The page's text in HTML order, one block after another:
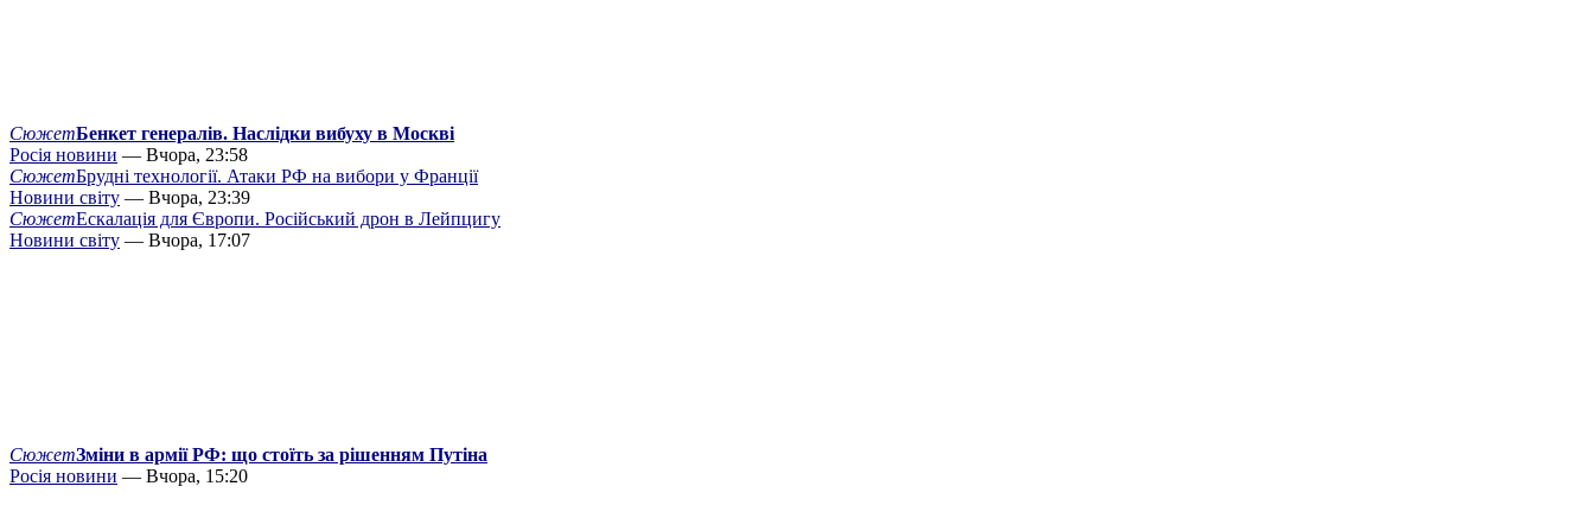
СюжетБенкет генералів. Наслідки вибуху в Москві
Росія новини — Вчора, 23:58
СюжетБрудні технології. Атаки РФ на вибори у Франції
Новини світу — Вчора, 23:39
СюжетЕскалація для Європи. Російський дрон в Лейпцигу
Новини світу — Вчора, 17:07
СюжетЗміни в армії РФ: що стоїть за рішенням Путіна
Росія новини — Вчора, 15:20